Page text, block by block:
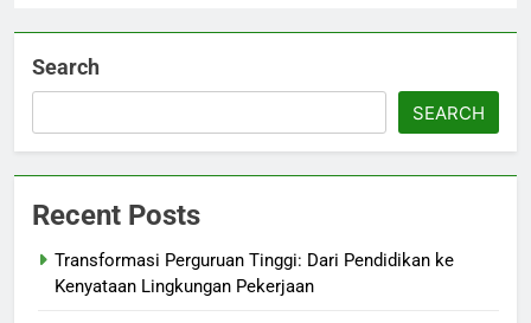
Search
SEARCH
Recent Posts
Transformasi Perguruan Tinggi: Dari Pendidikan ke
Kenyataan Lingkungan Pekerjaan